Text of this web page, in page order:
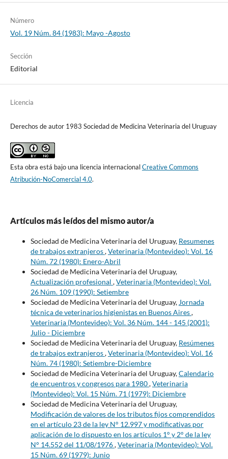
Número
Vol. 19 Núm. 84 (1983): Mayo -Agosto
Sección
Editorial
Licencia
Derechos de autor 1983 Sociedad de Medicina Veterinaria del Uruguay
Esta obra está bajo una licencia internacionalCreative Commons
Atribución-NoComercial 4.0.
Artículos más leídos del mismo autor/a
Sociedad de Medicina Veterinaria del Uruguay, Resumenes
de trabajos extranjeros,Veterinaria (Montevideo): Vol. 16
Núm. 72 (1980): Enero-Abril
Sociedad de Medicina Veterinaria del Uruguay,
Actualización profesional ,Veterinaria (Montevideo): Vol.
26 Núm. 109 (1990): Setiembre
Sociedad de Medicina Veterinaria del Uruguay, Jornada
técnica de veterinarios higienistas en Buenos Aires,
Veterinaria (Montevideo): Vol. 36 Núm. 144 - 145 (2001):
Julio - Diciembre
Sociedad de Medicina Veterinaria del Uruguay, Resúmenes
de trabajos extranjeros,Veterinaria (Montevideo): Vol. 16
Núm. 74 (1980): Setiembre-Diciembre
Sociedad de Medicina Veterinaria del Uruguay,Calendario
de encuentros y congresos para 1980,Veterinaria
(Montevideo): Vol. 15 Núm. 71 (1979): Diciembre
Sociedad de Medicina Veterinaria del Uruguay,
Modificación de valores de los tributos fijos comprendidos
en el artículo 23 de la ley N° 12.997 y modificativas por
aplicación de lo dispuesto en los artículos 1° y 2° de la ley
N° 14.552 del 11/08/1976,Veterinaria (Montevideo): Vol.
15 Núm. 69 (1979): Junio